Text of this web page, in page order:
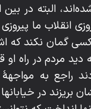
البته در
انقلاب ما
گمان نكند كه
مردم در راه او
راجع به
بريزند در